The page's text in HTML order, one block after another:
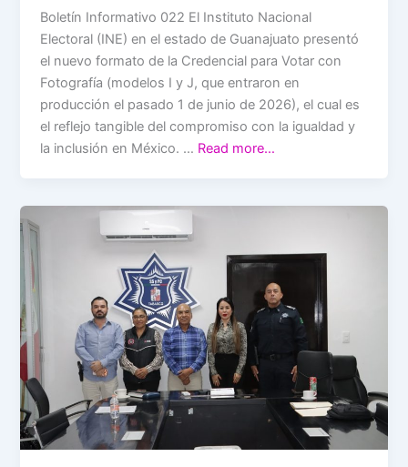
Boletín Informativo 022 El Instituto Nacional
Electoral (INE) en el estado de Guanajuato presentó
el nuevo formato de la Credencial para Votar con
Fotografía (modelos I y J, que entraron en
producción el pasado 1 de junio de 2026), el cual es
el reflejo tangible del compromiso con la igualdad y
la inclusión en México. … Read more…